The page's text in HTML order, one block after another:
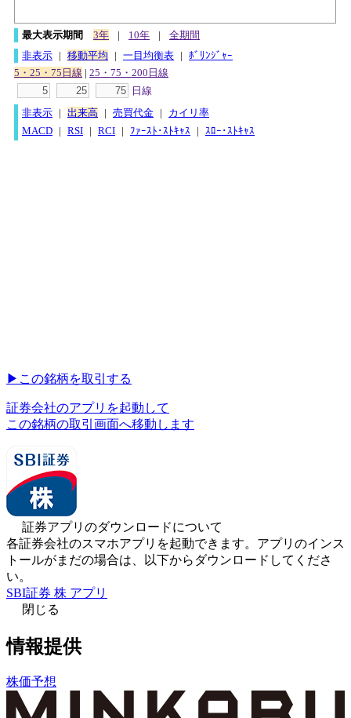
最大表示期間 3年 | 10年 |
全期間
非表示 | 移動平均 | 一目均衡表 | ﾎﾞﾘﾝｼﾞｬｰ
5・25・75日線 | 25・75・200日線
日線
非表示 | 出来高 | 売買代金 |
カイリ率
MACD | RSI | RCI | ﾌｧｰｽﾄ･ｽﾄｷｬｽ | ｽﾛｰ･ｽﾄｷｬｽ
▶︎ この銘柄を取引する
証券会社のアプリを起動して
この銘柄の取引画面へ移動します
証券アプリのダウンロードについて
各証券会社のスマホアプリを起動できます。アプリのインス
トールがまだの場合は、以下からダウンロードしてくださ
い。
SBI証券 株 アプリ
閉じる
情報提供
株価予想